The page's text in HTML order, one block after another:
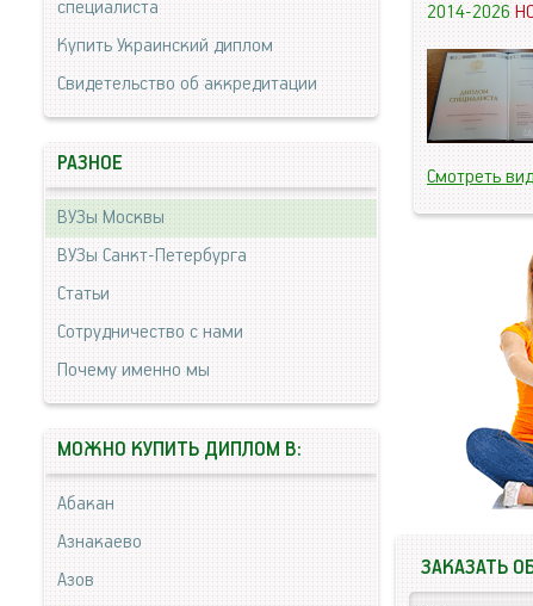
2014-2026
Смотреть
ЗАКАЗАТЬ
специалиста
Купить Украинский диплом
Свидетельство об аккредитации
РАЗНОЕ
ВУЗы Москвы
ВУЗы Санкт-Петербурга
Статьи
Сотрудничество с нами
Почему именно мы
МОЖНО КУПИТЬ ДИПЛОМ В:
Абакан
Азнакаево
Азов